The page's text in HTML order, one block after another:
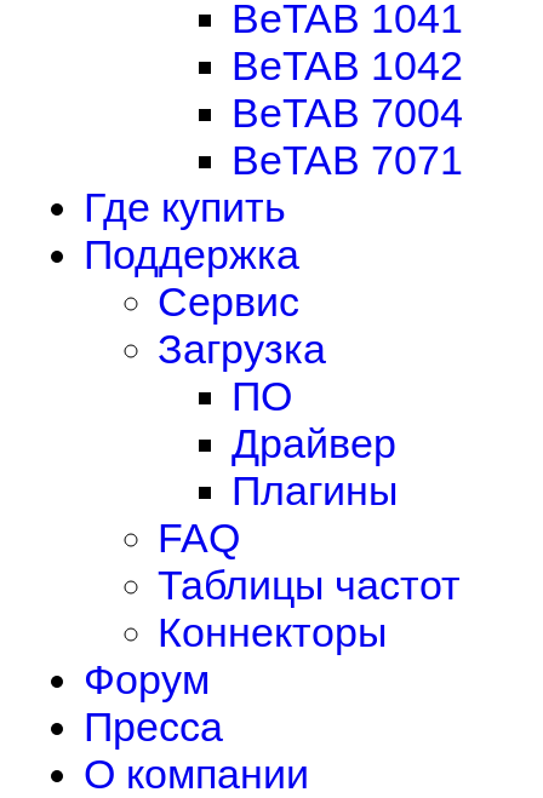
BeTAB 1041
BeTAB 1042
BeTAB 7004
BeTAB 7071
Где купить
Поддержка
Сервис
Загрузка
ПО
Драйвер
Плагины
FAQ
Таблицы частот
Коннекторы
Форум
Пресса
О компании